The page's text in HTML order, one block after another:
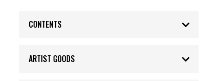
CONTENTS
ARTIST GOODS